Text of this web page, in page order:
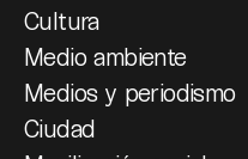
Cultura
Medio ambiente
Medios y periodismo
Ciudad